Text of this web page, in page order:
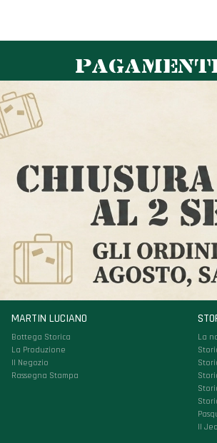
MARTIN LUCIANO
Bottega Storica
La Produzione
Il Negozio
Rassegna Stampa
La
Il